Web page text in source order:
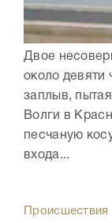
Двое
около девяти
заплыв,
Волги в
песчаную
входа...
Происшествия